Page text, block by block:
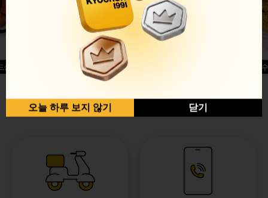
글윙
반반순살[레드+허니]
허니옥
오늘 하루 보지 않기 닫기